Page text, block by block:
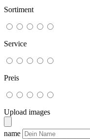
Sortiment
Service
Preis
Upload images
name